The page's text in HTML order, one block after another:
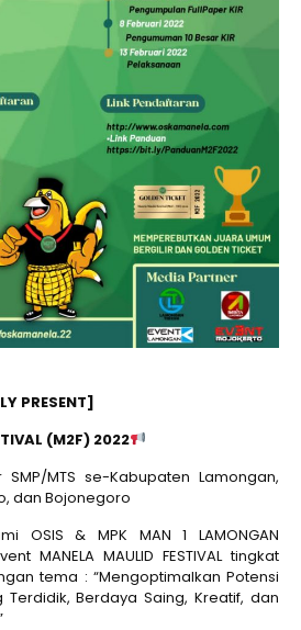
PRESENT]
(M2F) 2022
MTS se-Kabupaten Lamongan,
dan Bojonegoro
OSIS & MPK MAN 1 LAMONGAN
MANELA MAULID FESTIVAL tingkat
tema : “Mengoptimalkan Potensi
Berdaya Saing, Kreatif, dan